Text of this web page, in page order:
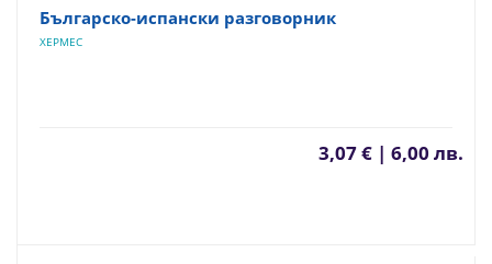
Българско-испански разговорник
ХЕРМЕС
3,07 € | 6,00 лв.